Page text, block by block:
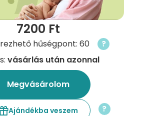
7200 Ft
hűségpont: 60
?
vásárlás után azonnal
Megvásárolom
Ajándékba veszem ?